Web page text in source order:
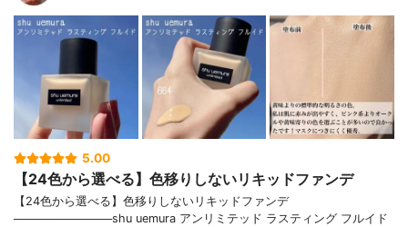
5.00
【24色から選べる】色移りしないリキッドファンデ
【24色から選べる】色移りしないリキッドファンデ
────────────shu uemura アンリミテッド ラスティング フルイド